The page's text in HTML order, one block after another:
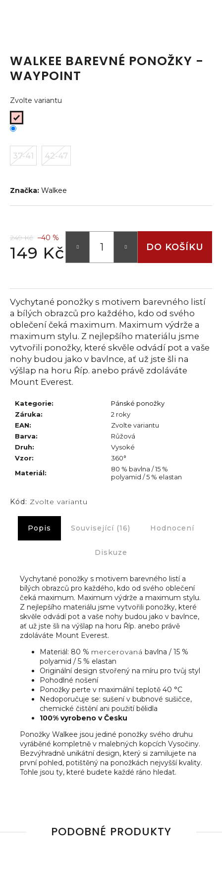
WALKEE BAREVNÉ PONOŽKY -
WAYPOINT
Zvolte variantu
37-41 42-47
Značka: Walkee
249 Kč –40 %
149 Kč DO KOŠÍKU
Vychytané ponožky s motivem barevného listí
a bílých obrazců pro každého, kdo od svého
oblečení čeká maximum. Maximum výdrže a
maximum stylu. Z nejlepšího materiálu jsme
vytvořili ponožky, které skvěle odvádí pot a vaše
nohy budou jako v bavlnce, ať už jste šli na
výšlap na horu Říp. anebo právě zdoláváte
Mount Everest.
Kategorie:
Pánské ponožky
Záruka:
2 roky
EAN:
Zvolte variantu
Barva:
Růžová
Druh:
Vysoké
Vzor:
360°
Materiál:
80 % bavlna / 15 %
polyamid / 5 % elastan
Kód: Zvolte variantu
Popis Související (16) Hodnocení
Diskuze
Vychytané ponožky s motivem barevného listí a
bílých obrazců pro každého, kdo od svého oblečení
čeká maximum. Maximum výdrže a maximum stylu.
Z nejlepšího materiálu jsme vytvořili ponožky, které
skvěle odvádí pot a vaše nohy budou jako v bavlnce,
ať už jste šli na výšlap na horu Říp. anebo právě
zdoláváte Mount Everest.
Materiál: 80 % mercerovaná bavlna / 15 %
polyamid / 5 % elastan
Originální design stvořený na míru pro tvůj styl
Pohodlné nošení
Ponožky perte v maximální teplotě 40 °C
Nedoporučuje se: sušení v bubnové sušičce,
chemické čištění ani použití bělidla
100% vyrobeno v Česku
Ponožky Walkee jsou jediné ponožky svého druhu
vyráběné kompletně v malebných kopcích Vysočiny.
Bezvýhradně unikátní design, který si zamilujete na
první pohled, potištěný na ponožkách nejvyšší kvality.
Tohle jsou ty, které budete každé ráno hledat.
?
D
o
o
r
u
j
e
PODOBNÉ PRODUKTY